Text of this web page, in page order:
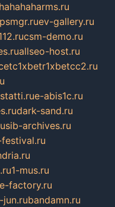
hahahaharms.ru
ev-gallery.ru
csm-demo.ru
allseo-host.ru
e-abis1c.ru
dark-sand.ru
sib-archives.ru
1-mus.ru
factory.ru
jun.rubandamn.ru